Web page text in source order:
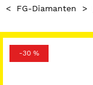
< FG-Diamanten >
-30 %